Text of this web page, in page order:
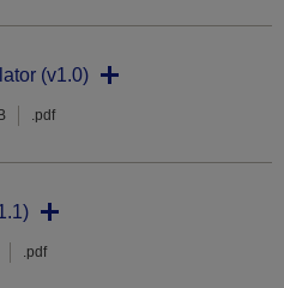
(v1.0)
.pdf
.pdf